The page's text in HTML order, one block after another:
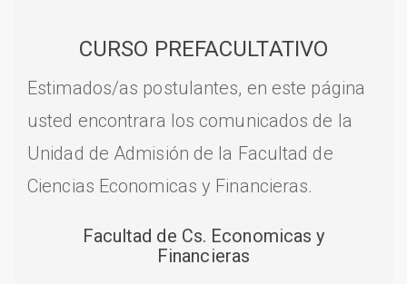
CURSO PREFACULTATIVO
Estimados/as postulantes, en este página
usted encontrara los comunicados de la
Unidad de Admisión de la Facultad de
Ciencias Economicas y Financieras.
Facultad de Cs. Economicas y
Financieras